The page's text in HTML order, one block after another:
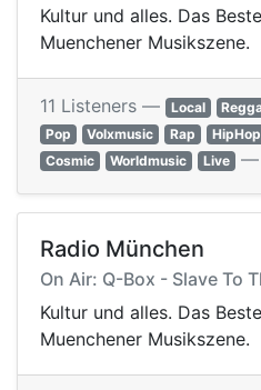
Kultur und alles. Das
Muenchener Musikszene.
11 Listeners — Local
Pop
Volxmusic Rap HipHop
Cosmic
Worldmusic Live —
Radio München
On Air: Q-Box - Slave To
Kultur und alles. Das
Muenchener Musikszene.